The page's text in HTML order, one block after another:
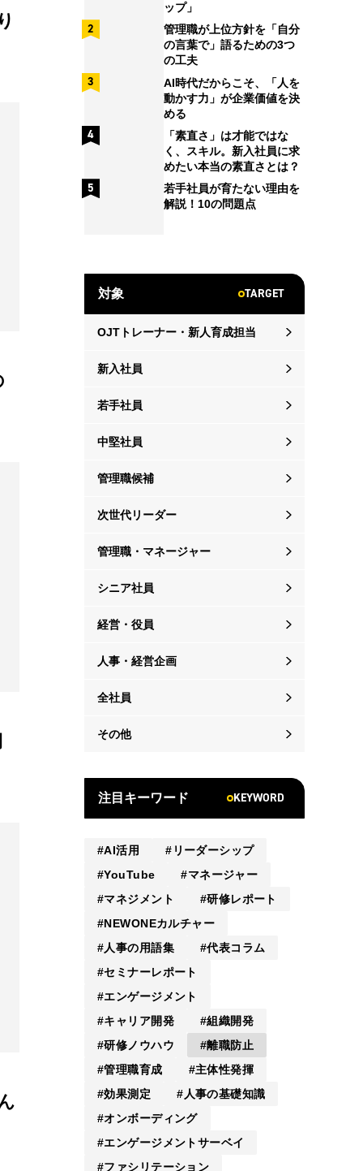
ップ」
管理職が上位方針を「自分
の言葉で」語るための3つ
の工夫
AI時代だからこそ、「人を
動かす力」が企業価値を決
める
「素直さ」は才能ではな
く、スキル。新入社員に求
めたい本当の素直さとは？
若手社員が育たない理由を
解説！10の問題点
対象 TARGET
OJTトレーナー・新人育成担当
新入社員
若手社員
中堅社員
管理職候補
次世代リーダー
管理職・マネージャー
シニア社員
経営・役員
人事・経営企画
全社員
その他
注目キーワード KEYWORD
AI活用
リーダーシップ
YouTube
マネージャー
マネジメント
研修レポート
NEWONEカルチャー
人事の用語集
代表コラム
セミナーレポート
エンゲージメント
キャリア開発
組織開発
研修ノウハウ
離職防止
管理職育成
主体性発揮
効果測定
人事の基礎知識
オンボーディング
エンゲージメントサーベイ
ファシリテーション